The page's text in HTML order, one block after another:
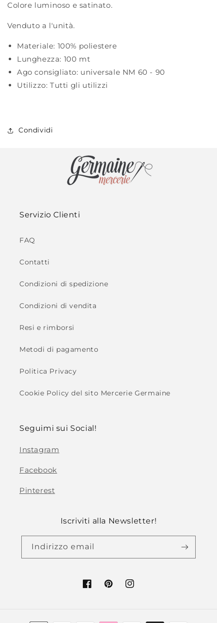
Colore luminoso e satinato.
Venduto a l'unità.
Materiale: 100% poliestere
Lunghezza: 100 mt
Ago consigliato: universale NM 60 - 90
Utilizzo: Tutti gli utilizzi
Condividi
Servizio Clienti
FAQ
Contatti
Condizioni di spedizione
Condizioni di vendita
Resi e rimborsi
Metodi di pagamento
Politica Privacy
Cookie Policy del sito Mercerie Germaine
Seguimi sui Social!
Instagram
Facebook
Pinterest
Iscriviti alla Newsletter!
Indirizzo email
FacebookPinterestInstagram